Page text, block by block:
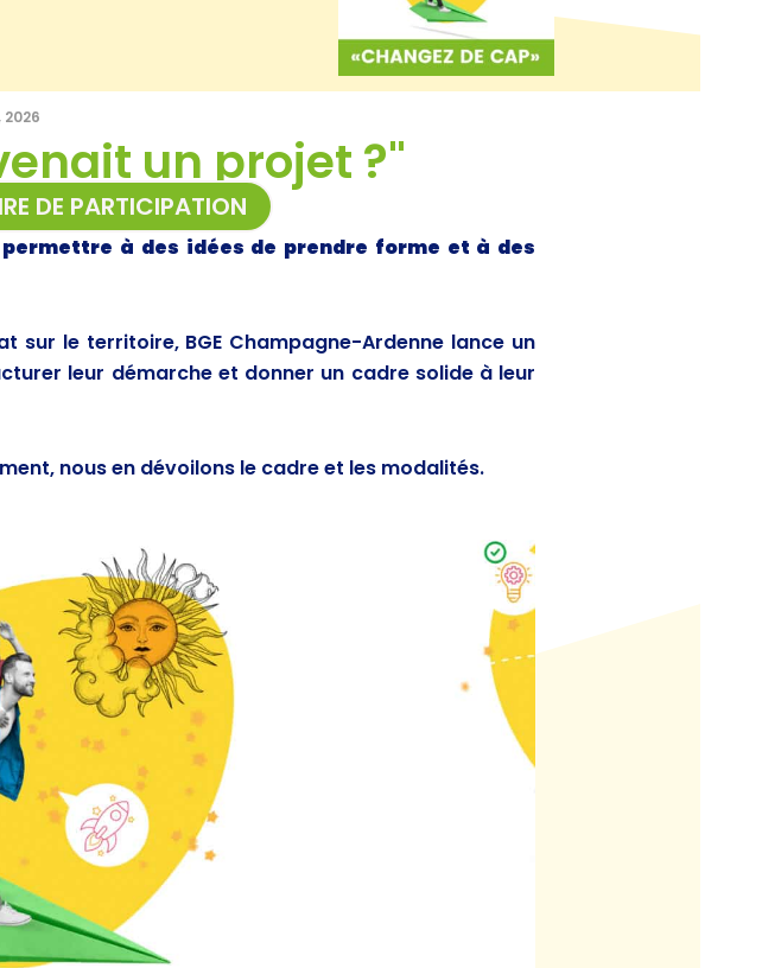
un projet ?"
DE PARTICIPATION
à des idées de prendre forme et à des
sur le territoire, BGE Champagne-Ardenne lance un
leur démarche et donner un cadre solide à leur
nous en dévoilons le cadre et les modalités.